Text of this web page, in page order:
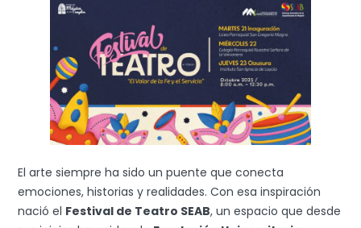
El arte siempre ha sido un puente que conecta
emociones, historias y realidades. Con esa inspiración
nació el Festival de Teatro SEAB, un espacio que desde